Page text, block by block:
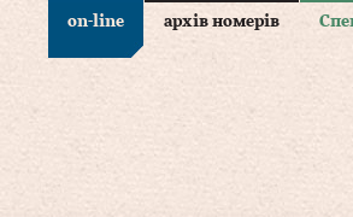
on-line архів номерів